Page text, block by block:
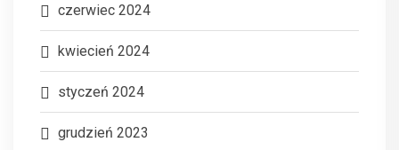
czerwiec 2024
kwiecień 2024
styczeń 2024
grudzień 2023